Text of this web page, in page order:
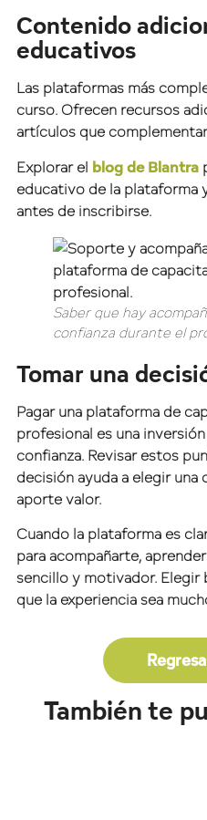
Contenido
educativos
Las plataformas más
curso. Ofrecen recursos
artículos que
Explorar el blog de Blantra
educativo de la plataforma
antes de inscribirse.
Saber que hay
confianza durante el
Tomar una
Pagar una plataforma de
profesional es una
confianza. Revisar estos
decisión ayuda a elegir
aporte valor.
Cuando la plataforma es
para acompañarte,
sencillo y motivador. Elegir
que la experiencia sea
También te